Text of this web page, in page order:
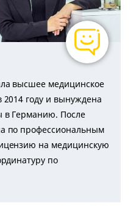
высшее медицинское
году и вынуждена
в Германию. После
по профессиональным
на медицинскую
по